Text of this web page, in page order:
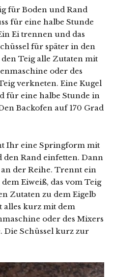
für Boden und Rand
für eine halbe Stunde
Ei trennen und das
für später in den
Teig alle Zutaten mit
oder des
verkneten. Eine Kugel
für eine halbe Stunde in
Backofen auf 170 Grad
Ihr eine Springform mit
Rand einfetten. Dann
der Reihe. Trennt ein
Eiweiß, das vom Teig
Zutaten zu dem Eigelb
alles kurz mit dem
oder des Mixers
Die Schüssel kurz zur